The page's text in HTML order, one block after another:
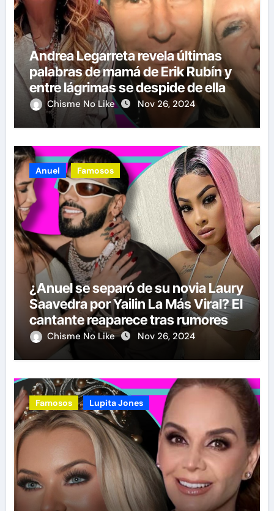
Andrea Legarreta revela últimas
palabras de mamá de Erik Rubín y
entre lágrimas se despide de ella
Chisme No Like Nov 26, 2024
Anuel Famosos
¿Anuel se separó de su novia Laury
Saavedra por Yailin La Más Viral? El
cantante reaparece tras rumores
Chisme No Like Nov 26, 2024
Famosos Lupita Jones